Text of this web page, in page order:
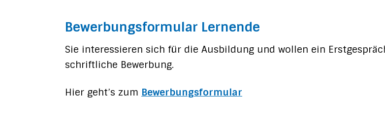
Bewerbungsformular Lernende
Sie interessieren sich für die Ausbildung und wollen ein
schriftliche Bewerbung.
Hier geht’s zum Bewerbungsformular